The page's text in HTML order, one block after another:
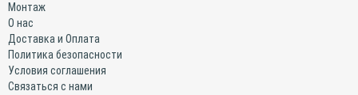
Монтаж
О нас
Доставка и Оплата
Политика безопасности
Условия соглашения
Связаться с нами